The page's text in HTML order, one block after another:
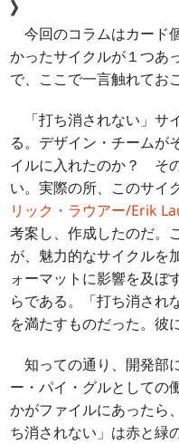
》
今回のコラムはカード
かったサイクルが１つあ
で、ここで一言触れてお
「打ち消されない」サ
る。デザイン・チームが
イルに入れたのか？ そ
い。実際の所、このサイ
リック・ラウアー/Erik
考案し、作成したのだ。
が、魅力的なサイクルを
ォーマットに影響を及ぼ
らである。「打ち消され
を満たすものだった。彼
知っての通り、開発部
ー・パイ・グルとしての
かがファイルにあったら
ち消されない」は赤と緑